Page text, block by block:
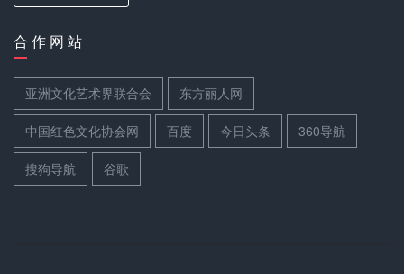
合 作 网 站
亚洲文化艺术界联合会 东方丽人网
中国红色文化协会网 百度 今日头条 360导航
搜狗导航 谷歌